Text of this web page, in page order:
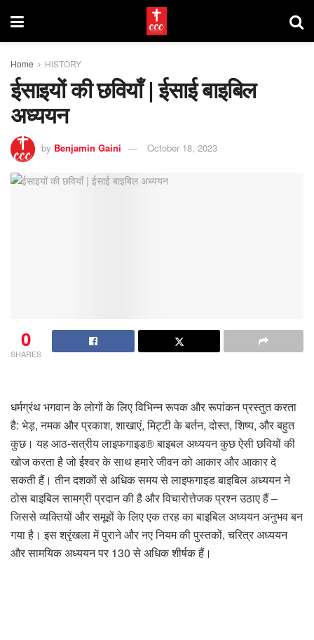
Home HISTORY
ईसाइयों की छवियाँ | ईसाई बाइबिल
अध्ययन
by Benjamin Gaini October 18, 2023
0
SHARES
धर्मग्रंथ भगवान के लोगों के लिए विभिन्न रूपक और रूपांकन प्रस्तुत करता
है: भेड़, नमक और प्रकाश, शाखाएं, मिट्टी के बर्तन, दोस्त, शिष्य, और बहुत
कुछ। यह आठ-सत्रीय लाइफगाइड® बाइबल अध्ययन कुछ ऐसी छवियों की
खोज करता है जो ईश्वर के साथ हमारे जीवन को आकार और आकार दे
सकती हैं। तीन दशकों से अधिक समय से लाइफगाइड बाइबिल अध्ययन ने
ठोस बाइबिल सामग्री प्रदान की है और विचारोत्तेजक प्रश्न उठाए हैं –
जिससे व्यक्तियों और समूहों के लिए एक तरह का बाइबिल अध्ययन अनुभव बन
गया है। इस श्रृंखला में पुराने और नए नियम की पुस्तकों, चरित्र अध्ययन
और सामयिक अध्ययन पर 130 से अधिक शीर्षक हैं।